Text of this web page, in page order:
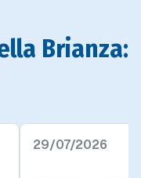
Brianza:
29/07/2026